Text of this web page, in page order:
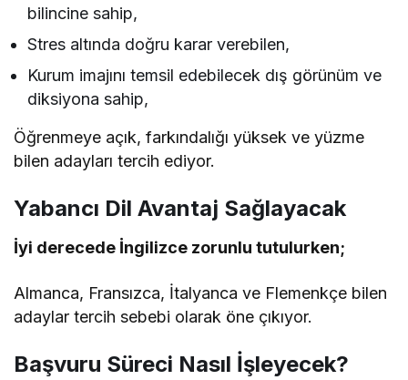
bilincine sahip,
Stres altında doğru karar verebilen,
Kurum imajını temsil edebilecek dış görünüm ve
diksiyona sahip,
Öğrenmeye açık, farkındalığı yüksek ve yüzme
bilen adayları tercih ediyor.
Yabancı Dil Avantaj Sağlayacak
İyi derecede İngilizce zorunlu tutulurken;
Almanca, Fransızca, İtalyanca ve Flemenkçe bilen
adaylar tercih sebebi olarak öne çıkıyor.
Başvuru Süreci Nasıl İşleyecek?